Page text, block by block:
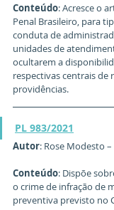
Conteúdo: Acresce o
Penal Brasileiro, para
conduta de
unidades de
ocultarem a
respectivas centrais de
providências.
PL 983/2021
Autor: Rose Modesto –
Conteúdo: Dispõe
o crime de infração de
preventiva previsto no